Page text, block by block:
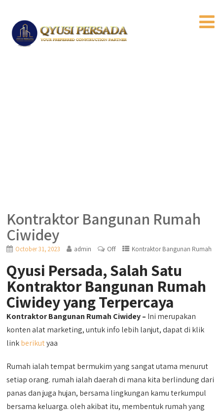
Kontraktor Bangunan Rumah
Ciwidey
October 31, 2023 admin Off Kontraktor Bangunan Rumah
Qyusi Persada, Salah Satu
Kontraktor Bangunan Rumah
Ciwidey yang Terpercaya
Kontraktor Bangunan Rumah Ciwidey – Ini merupakan
konten alat marketing, untuk info lebih lanjut, dapat di klik
linkberikutyaa
Rumah ialah tempat bermukim yang sangat utama menurut
setiap orang. rumah ialah daerah di mana kita berlindung dari
panas dan juga hujan, bersama lingkungan kamu terkumpul
bersama keluarga. oleh akibat itu, membentuk rumah yang